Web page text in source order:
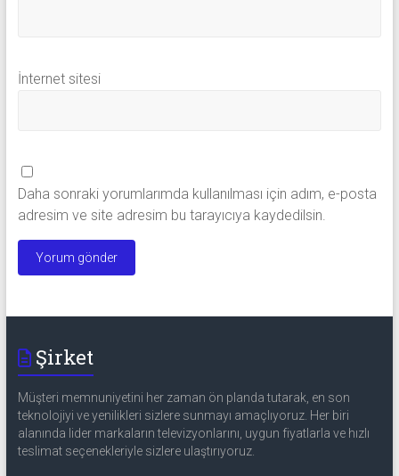
İnternet sitesi
Daha sonraki yorumlarımda kullanılması için adım, e-posta
adresim ve site adresim bu tarayıcıya kaydedilsin.
Şirket
Müşteri memnuniyetini her zaman ön planda tutarak, en son
teknolojiyi ve yenilikleri sizlere sunmayı amaçlıyoruz. Her biri
alanında lider markaların televizyonlarını, uygun fiyatlarla ve hızlı
teslimat seçenekleriyle sizlere ulaştırıyoruz.